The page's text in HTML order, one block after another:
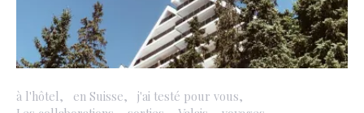
à l'hôtel en Suisse
j'ai testé pour vous